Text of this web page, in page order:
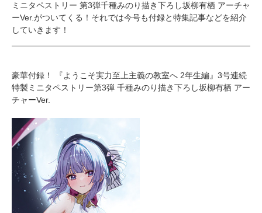
ミニタペストリー 第3弾千種みのり描き下ろし坂柳有栖 アーチャ
ーVer.がついてくる！それでは今号も付録と特集記事などを紹介
していきます！
豪華付録！ 『ようこそ実力至上主義の教室へ 2年生編』3号連続
特製ミニタペストリー第3弾 千種みのり描き下ろし坂柳有栖 アー
チャーVer.